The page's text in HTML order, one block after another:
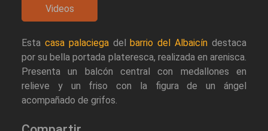
Videos
Esta casa palaciegadelbarrio del Albaicín destaca
por su bella portada plateresca, realizada en arenisca.
Presenta un balcón central con medallones en
relieve y un friso con la figura de un ángel
acompañado de grifos.